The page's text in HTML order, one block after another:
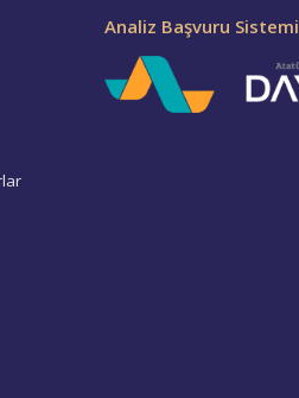
Analiz Başvuru Sistemi